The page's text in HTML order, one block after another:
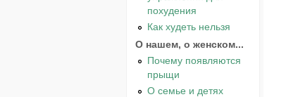
похудения
Как худеть нельзя
О нашем, о женском...
Почему появляются
прыщи
О семье и детях